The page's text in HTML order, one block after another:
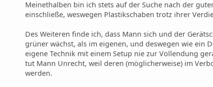
Meinethalben bin ich stets auf der Suche nach der
einschließe, weswegen Plastikschaben trotz ihrer
Des Weiteren finde ich, dass Mann sich und der
grüner wächst, als im eigenen, und deswegen wie ein
eigene Technik mit einem Setup nie zur Vollendung
tut Mann Unrecht, weil deren (möglicherweise) im
werden.